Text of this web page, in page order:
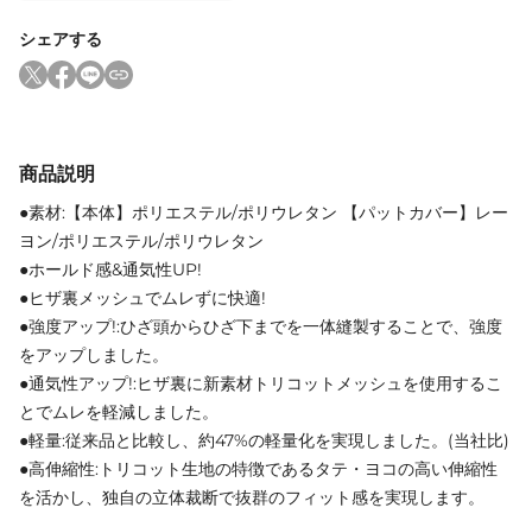
シェアする
商品説明
●素材:【本体】ポリエステル/ポリウレタン 【パットカバー】レー
ヨン/ポリエステル/ポリウレタン
●ホールド感&通気性UP!
●ヒザ裏メッシュでムレずに快適!
●強度アップ!:ひざ頭からひざ下までを一体縫製することで、強度
をアップしました。
●通気性アップ!:ヒザ裏に新素材トリコットメッシュを使用するこ
とでムレを軽減しました。
●軽量:従来品と比較し、約47%の軽量化を実現しました。(当社比)
●高伸縮性:トリコット生地の特徴であるタテ・ヨコの高い伸縮性
を活かし、独自の立体裁断で抜群のフィット感を実現します。